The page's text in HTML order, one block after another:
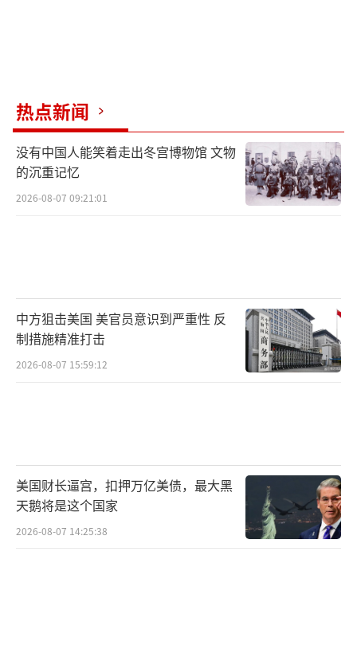
热点新闻
没有中国人能笑着走出冬宫博物馆 文物
的沉重记忆
2026-08-07 09:21:01
中方狙击美国 美官员意识到严重性 反
制措施精准打击
2026-08-07 15:59:12
美国财长逼宫，扣押万亿美债，最大黑
天鹅将是这个国家
2026-08-07 14:25:38